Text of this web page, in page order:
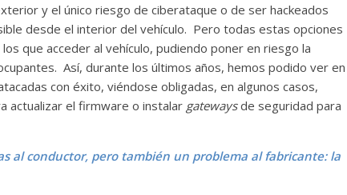
y el único riesgo de ciberataque o de ser hackeados
desde el interior del vehículo. Pero todas estas opciones
que acceder al vehículo, pudiendo poner en riesgo la
Así, durante los últimos años, hemos podido ver en
con éxito, viéndose obligadas, en algunos casos,
actualizar el firmware o instalar gatewaysde seguridad para
al conductor, pero también un problema al fabricante: la